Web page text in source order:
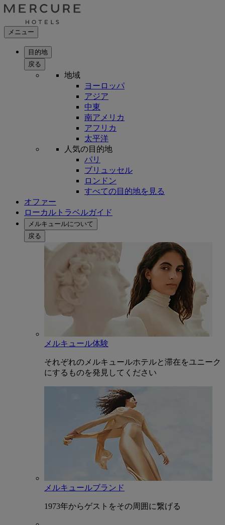
メニュー
目的地
戻る
地域
ヨーロッパ
アジア
中東
南アメリカ
アフリカ
太平洋
人気の目的地
パリ
ブリュッセル
ロンドン
すべての目的地を見る
オファー
ローカルトラベルガイド
メルキュールについて
戻る
メルキュール体験
それぞれのメルキュールホテルと滞在をユニーク
にするものを発見してください
メルキュールブランド
1973年からゲストをその周囲に繋げる